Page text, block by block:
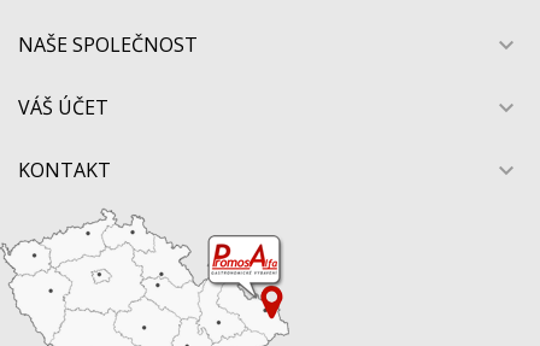
NAŠE SPOLEČNOST 
VÁŠ ÚČET 
KONTAKT 